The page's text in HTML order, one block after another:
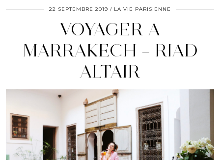
22 SEPTEMBRE 2019 LA VIE PARISIENNE
VOYAGER A
MARRAKECH – RIAD
ALTAIR